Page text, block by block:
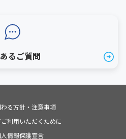
るご質問
る方針・注意事項
利用いただくために
情報保護宣言